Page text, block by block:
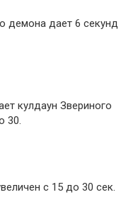
демона дает 6 секунд
кулдаун Звериного
30.
с 15 до 30 сек.